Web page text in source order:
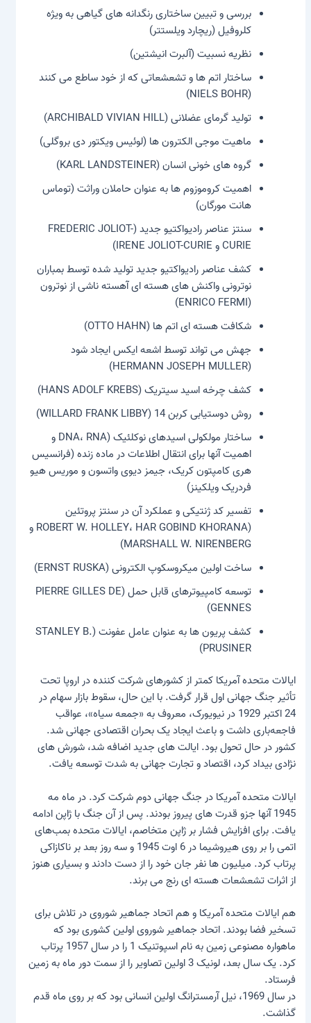
بررسی و تبیین ساختاری رنگدانه های گیاهی به ویژه
کلروفیل (ریچارد ویلستتر)
نظریه نسبیت (آلبرت انیشتین)
ساختار اتم ها و تشعشعاتی که از خود ساطع می کنند
(NIELS BOHR)
تولید گرمای عضلانی (ARCHIBALD VIVIAN HILL)
ماهیت موجی الکترون ها (لوئیس ویکتور دی بروگلی)
گروه های خونی انسان (KARL LANDSTEINER)
اهمیت کروموزوم ها به عنوان حاملان وراثت (توماس
هانت مورگان)
سنتز عناصر رادیواکتیو جدید (FREDERIC JOLIOT-
CURIE و IRENE JOLIOT-CURIE)
کشف عناصر رادیواکتیو جدید تولید شده توسط بمباران
نوترونی واکنش های هسته ای آهسته ناشی از نوترون
(ENRICO FERMI)
شکافت هسته ای اتم ها (OTTO HAHN)
جهش می تواند توسط اشعه ایکس ایجاد شود
(HERMANN JOSEPH MULLER)
کشف چرخه اسید سیتریک (HANS ADOLF KREBS)
روش دوستیابی کربن 14 (WILLARD FRANK LIBBY)
ساختار مولکولی اسیدهای نوکلئیک (DNA، RNA و
اهمیت آنها برای انتقال اطلاعات در ماده زنده (فرانسیس
هری کامپتون کریک، جیمز دیوی واتسون و موریس هیو
فردریک ویلکینز)
تفسیر کد ژنتیکی و عملکرد آن در سنتز پروتئین
(ROBERT W. HOLLEY، HAR GOBIND KHORANA و
MARSHALL W. NIRENBERG)
ساخت اولین میکروسکوپ الکترونی (ERNST RUSKA)
توسعه کامپیوترهای قابل حمل (PIERRE GILLES DE
GENNES)
کشف پریون ها به عنوان عامل عفونت (STANLEY B.
PRUSINER)
ایالات متحده آمریکا کمتر از کشورهای شرکت کننده در اروپا تحت
تأثیر جنگ جهانی اول قرار گرفت. با این حال، سقوط بازار سهام در
24 اکتبر 1929 در نیویورک، معروف به «جمعه سیاه»، عواقب
فاجعه‌باری داشت و باعث ایجاد یک بحران اقتصادی جهانی شد.
کشور در حال تحول بود. ایالت های جدید اضافه شد، شورش های
نژادی بیداد کرد، اقتصاد و تجارت جهانی به شدت توسعه یافت.
ایالات متحده آمریکا در جنگ جهانی دوم شرکت کرد. در ماه مه
1945 آنها جزو قدرت های پیروز بودند. پس از آن جنگ با ژاپن ادامه
یافت. برای افزایش فشار بر ژاپن متخاصم، ایالات متحده بمب‌های
اتمی را بر روی هیروشیما در 6 اوت 1945 و سه روز بعد بر ناکازاکی
پرتاب کرد. میلیون ها نفر جان خود را از دست دادند و بسیاری هنوز
از اثرات تشعشعات هسته ای رنج می برند.
هم ایالات متحده آمریکا و هم اتحاد جماهیر شوروی در تلاش برای
تسخیر فضا بودند. اتحاد جماهیر شوروی اولین کشوری بود که
ماهواره مصنوعی زمین به نام اسپوتنیک 1 را در سال 1957 پرتاب
کرد. یک سال بعد، لونیک 3 اولین تصاویر را از سمت دور ماه به زمین
فرستاد.
در سال 1969، نیل آرمسترانگ اولین انسانی بود که بر روی ماه قدم
گذاشت.